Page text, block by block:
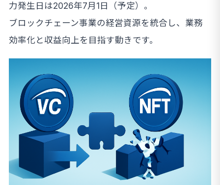
力発生日は2026年7月1日（予定）。
ブロックチェーン事業の経営資源を統合し、業務
効率化と収益向上を目指す動きです。